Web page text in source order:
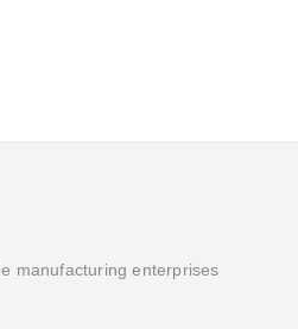
manufacturing enterprises